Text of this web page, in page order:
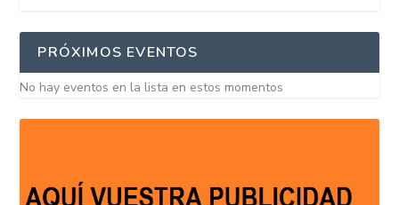
PRÓXIMOS EVENTOS
No hay eventos en la lista en estos momentos